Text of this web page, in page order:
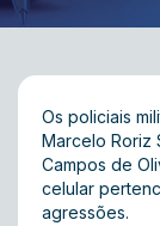
Os policiais
Marcelo Roriz
Campos de
celular
agressões.